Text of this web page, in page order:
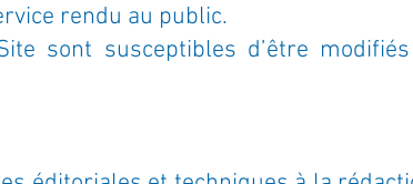
rendu au public.
sont susceptibles d’être